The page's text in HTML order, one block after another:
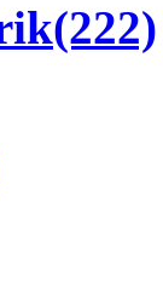
(222)